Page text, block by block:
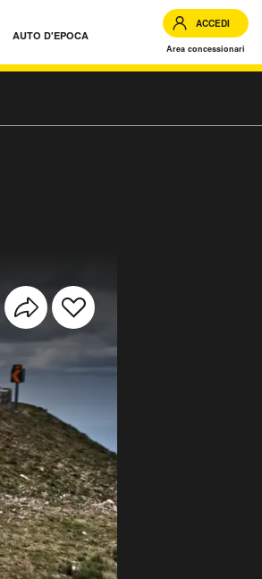
AUTO D'EPOCA
ACCEDI
Area concessionari